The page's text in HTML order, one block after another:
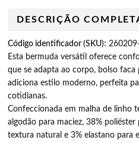
DESCRIÇÃO
Código identificador (SKU):
Esta bermuda versátil oferece
que se adapta ao corpo, bolso
adiciona estilo moderno, perfeita
cotidianas.
Confeccionada em malha de linho
algodão para maciez, 38%
textura natural e 3% elastano para